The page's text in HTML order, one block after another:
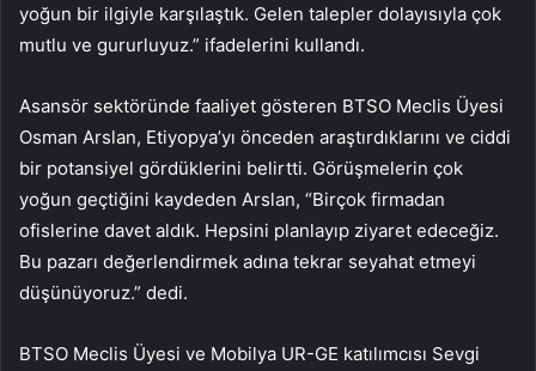
yoğun bir ilgiyle karşılaştık. Gelen talepler dolayısıyla çok
mutlu ve gururluyuz.” ifadelerini kullandı.
Asansör sektöründe faaliyet gösteren BTSO Meclis Üyesi
Osman Arslan, Etiyopya’yı önceden araştırdıklarını ve ciddi
bir potansiyel gördüklerini belirtti. Görüşmelerin çok
yoğun geçtiğini kaydeden Arslan, “Birçok firmadan
ofislerine davet aldık. Hepsini planlayıp ziyaret edeceğiz.
Bu pazarı değerlendirmek adına tekrar seyahat etmeyi
düşünüyoruz.” dedi.
BTSO Meclis Üyesi ve Mobilya UR-GE katılımcısı Sevgi